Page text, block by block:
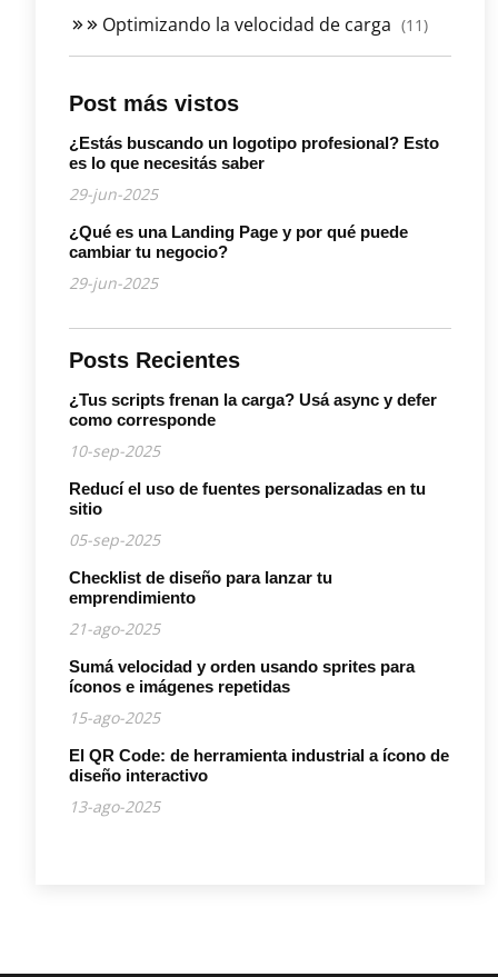
Optimizando la velocidad de carga (11)
Post más vistos
¿Estás buscando un logotipo profesional? Esto
es lo que necesitás saber
29-jun-2025
¿Qué es una Landing Page y por qué puede
cambiar tu negocio?
29-jun-2025
Posts Recientes
¿Tus scripts frenan la carga? Usá async y defer
como corresponde
10-sep-2025
Reducí el uso de fuentes personalizadas en tu
sitio
05-sep-2025
Checklist de diseño para lanzar tu
emprendimiento
21-ago-2025
Sumá velocidad y orden usando sprites para
íconos e imágenes repetidas
15-ago-2025
El QR Code: de herramienta industrial a ícono de
diseño interactivo
13-ago-2025